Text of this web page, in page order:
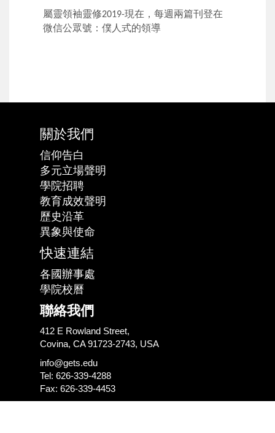
屬靈領袖靈修2019-現在，每週兩篇刊登在
微信公眾號：僕人式的領導
關於我們
信仰告白
多元立場聲明
學院招聘
教育成效聲明
歷史沿革
異象與使命
快速連結
各國辦事處
學院校曆
聯絡我們
412 E Rowland Street,
Covina, CA 91723-2743, USA
info@gets.edu
Tel: 626-339-4288
Fax: 626-339-4453